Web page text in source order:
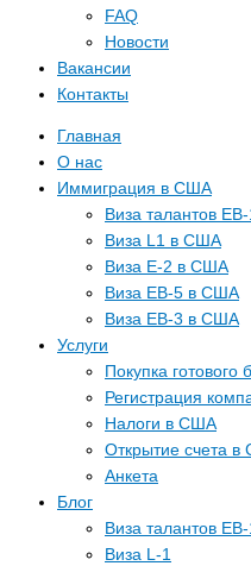
FAQ
Новости
Вакансии
Контакты
Главная
О нас
Иммиграция в США
Виза талантов
Виза L1 в США
Виза E-2 в США
Виза EB-5 в США
Виза EB-3 в США
Услуги
Покупка
Регистрация
Налоги в США
Открытие счета
Анкета
Блог
Виза талантов
Виза L-1